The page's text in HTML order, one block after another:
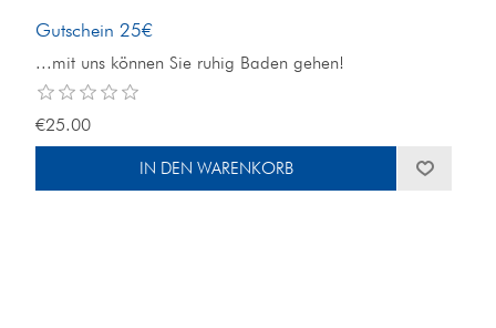
Gutschein 25€
...mit uns können Sie ruhig Baden gehen!
€25.00